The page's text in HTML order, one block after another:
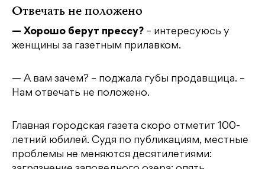
Отвечать не положено
— Хорошо берут прессу? – интересуюсь у
женщины за газетным прилавком.
— А вам зачем? – поджала губы продавщица. –
Нам отвечать не положено.
Главная городская газета скоро отметит 100-
летний юбилей. Судя по публикациям, местные
проблемы не меняются десятилетиями: